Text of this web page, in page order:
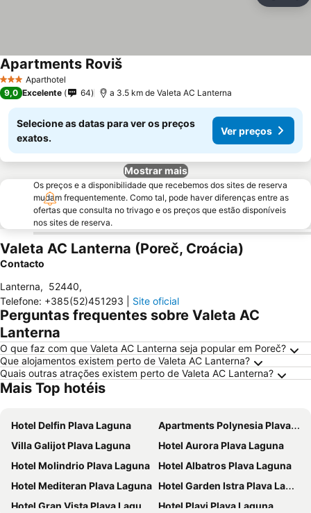
3 EstrelasAparthotel
Apartments Roviš
9,0 Excelente 64 a 3.5 km de Valeta AC Lanterna
Selecione as datas para ver os preços
exatos.
Ver preços
Mostrar mais
Os preços e a disponibilidade que recebemos dos sites de reserva
mudam frequentemente. Como tal, pode haver diferenças entre as
ofertas que consulta no trivago e os preços que estão disponíveis
nos sites de reserva.
Valeta AC Lanterna (Poreč, Croácia)
Contacto
Lanterna, 52440,
Telefone: +385(52)451293 Site oficial
Perguntas frequentes sobre Valeta AC
Lanterna
O que faz com que Valeta AC Lanterna seja popular em Poreč?
Que alojamentos existem perto de Valeta AC Lanterna?
Quais outras atrações existem perto de Valeta AC Lanterna?
Mais Top hotéis
Hotel Delfin Plava Laguna
Apartments Polynesia Plava Laguna
Villa Galijot Plava Laguna
Hotel Aurora Plava Laguna
Hotel Molindrio Plava Laguna
Hotel Albatros Plava Laguna
Hotel Mediteran Plava Laguna Hotel Garden Istra Plava Laguna
Hotel Gran Vista Plava Laguna
Hotel Plavi Plava Laguna